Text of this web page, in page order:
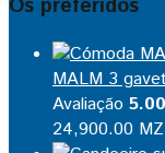
Os preferidos
MALM 3
Avaliação 5.00
24,900.00